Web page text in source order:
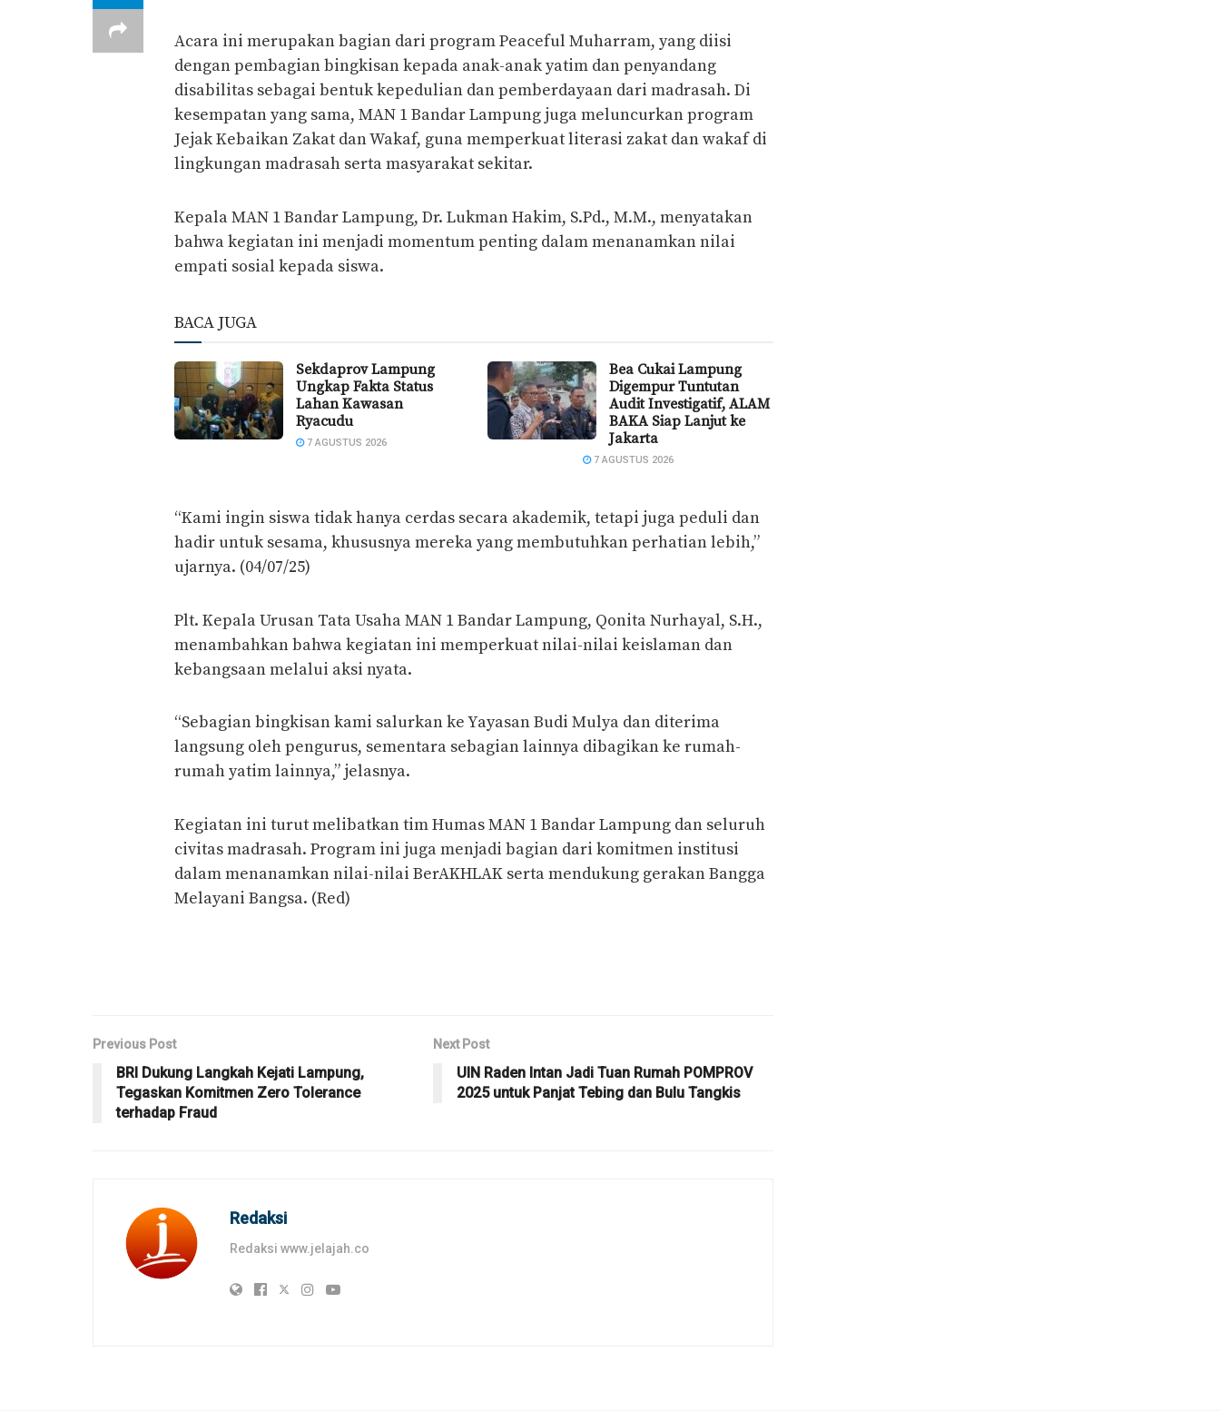
Acara ini merupakan bagian dari program Peaceful Muharram, yang diisi
dengan pembagian bingkisan kepada anak-anak yatim dan penyandang
disabilitas sebagai bentuk kepedulian dan pemberdayaan dari madrasah. Di
kesempatan yang sama, MAN 1 Bandar Lampung juga meluncurkan program
Jejak Kebaikan Zakat dan Wakaf, guna memperkuat literasi zakat dan wakaf di
lingkungan madrasah serta masyarakat sekitar.
Kepala MAN 1 Bandar Lampung, Dr. Lukman Hakim, S.Pd., M.M., menyatakan
bahwa kegiatan ini menjadi momentum penting dalam menanamkan nilai
empati sosial kepada siswa.
BACA JUGA
Sekdaprov Lampung
Ungkap Fakta Status
Lahan Kawasan
Ryacudu
7 AGUSTUS 2026
Bea Cukai Lampung
Digempur Tuntutan
Audit Investigatif, ALAM
BAKA Siap Lanjut ke
Jakarta
7 AGUSTUS 2026
“Kami ingin siswa tidak hanya cerdas secara akademik, tetapi juga peduli dan
hadir untuk sesama, khususnya mereka yang membutuhkan perhatian lebih,”
ujarnya. (04/07/25)
Plt. Kepala Urusan Tata Usaha MAN 1 Bandar Lampung, Qonita Nurhayal, S.H.,
menambahkan bahwa kegiatan ini memperkuat nilai-nilai keislaman dan
kebangsaan melalui aksi nyata.
“Sebagian bingkisan kami salurkan ke Yayasan Budi Mulya dan diterima
langsung oleh pengurus, sementara sebagian lainnya dibagikan ke rumah-
rumah yatim lainnya,” jelasnya.
Kegiatan ini turut melibatkan tim Humas MAN 1 Bandar Lampung dan seluruh
civitas madrasah. Program ini juga menjadi bagian dari komitmen institusi
dalam menanamkan nilai-nilai BerAKHLAK serta mendukung gerakan Bangga
Melayani Bangsa. (Red)
Previous Post
BRI Dukung Langkah Kejati Lampung,
Tegaskan Komitmen Zero Tolerance
terhadap Fraud
Next Post
UIN Raden Intan Jadi Tuan Rumah POMPROV
2025 untuk Panjat Tebing dan Bulu Tangkis
Redaksi
Redaksi www.jelajah.co